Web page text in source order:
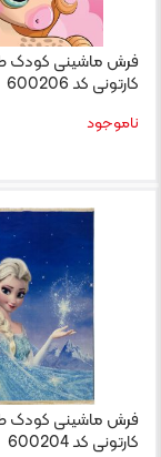
فرش ماشینی کودک
کارتونی کد 600206
ناموجود
فرش ماشینی کودک
کارتونی کد 600204